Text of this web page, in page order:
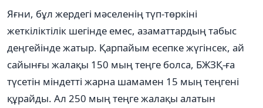
Яғни, бұл жердегі мәселенің түп-төркіні
жеткіліктілік шегінде емес, азаматтардың табыс
деңгейінде жатыр. Қарпайым есепке жүгінсек, ай
сайынғы жалақы 150 мың теңге болса, БЖЗҚ-ға
түсетін міндетті жарна шамамен 15 мың теңгені
құрайды. Ал 250 мың теңге жалақы алатын